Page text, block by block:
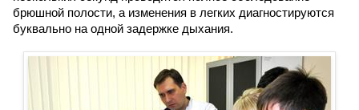
брюшной полости, а изменения в легких диагностируются
буквально на одной задержке дыхания.